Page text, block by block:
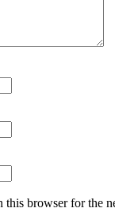
this browser for the